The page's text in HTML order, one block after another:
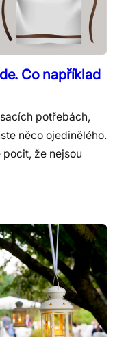
Co například
potřebách,
něco ojedinělého.
že nejsou